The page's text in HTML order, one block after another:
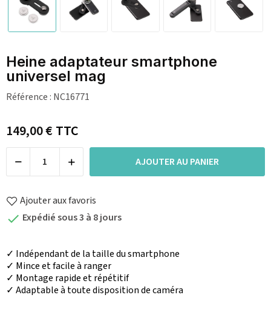
Heine adaptateur smartphone
universel mag
Référence : NC16771
149,00 €TTC
AJOUTER AU PANIER
Ajouter aux favoris
 Expédié sous 3 à 8 jours
✓ Indépendant de la taille du smartphone
✓ Mince et facile à ranger
✓ Montage rapide et répétitif
✓ Adaptable à toute disposition de caméra